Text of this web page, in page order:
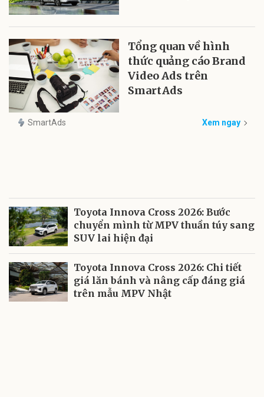
Tổng quan về hình
thức quảng cáo Brand
Video Ads trên
SmartAds
SmartAds Xem ngay
Toyota Innova Cross 2026: Bước
chuyển mình từ MPV thuần túy sang
SUV lai hiện đại
Toyota Innova Cross 2026: Chi tiết
giá lăn bánh và nâng cấp đáng giá
trên mẫu MPV Nhật